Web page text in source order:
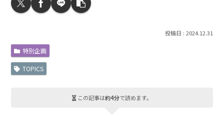
2024.12.31
特別企画
TOPICS
この記事は約4分で読めます。